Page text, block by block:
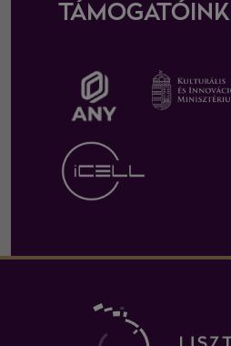
TÁMOGATÓINK